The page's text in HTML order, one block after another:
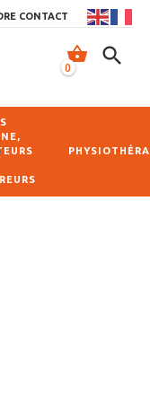
0
shopping_basket search
CONTACT